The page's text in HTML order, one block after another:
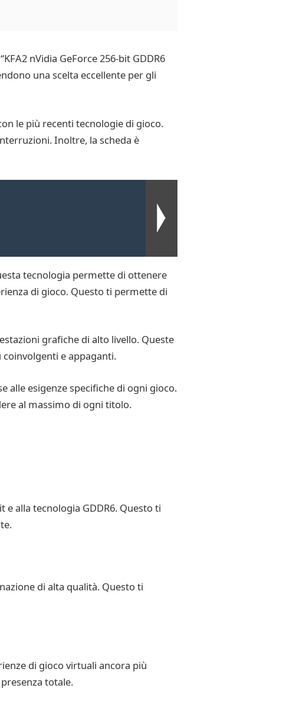
nVidia GeForce 256-bit GDDR6
una scelta eccellente per gli
le più recenti tecnologie di gioco.
Inoltre, la scheda è
tecnologia permette di ottenere
di gioco. Questo ti permette di
grafiche di alto livello. Queste
e appaganti.
alle esigenze specifiche di ogni gioco.
al massimo di ogni titolo.
alla tecnologia GDDR6. Questo ti
di alta qualità. Questo ti
di gioco virtuali ancora più
totale.